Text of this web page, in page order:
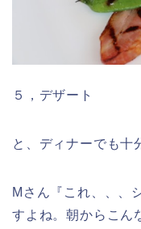
５，デザート
と、ディナーでも十
Mさん『これ、、、
すよね。朝からこん